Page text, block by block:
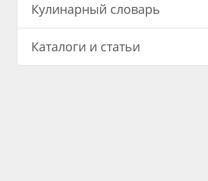
Кулинарный словарь
Каталоги и статьи